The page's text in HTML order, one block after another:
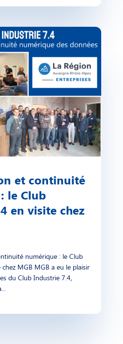
et continuité
le Club
en visite chez
numérique : le Club
MGB MGB a eu le plaisir
du Club Industrie 7.4,